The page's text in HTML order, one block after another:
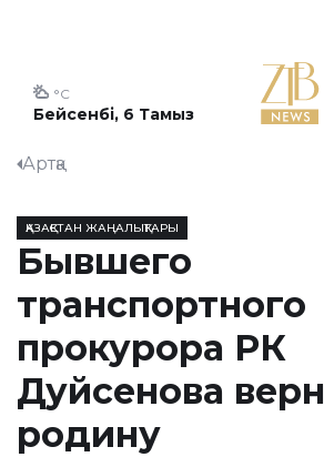
Бейсенбі, 6 Тамыз
°C
Артқа
ҚАЗАҚСТАН ЖАҢАЛЫҚТАРЫ
Бывшего
транспортного
прокурора РК
Дуйсенова
родину